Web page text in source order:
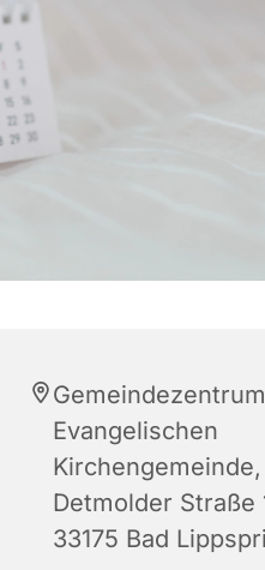
Evangelischen
Kirchengemeinde,
Detmolder Straße
33175 Bad